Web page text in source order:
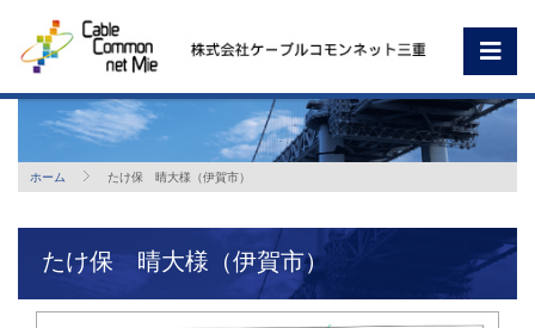
ホーム たけ保 晴大様（伊賀市）
たけ保 晴大様（伊賀市）